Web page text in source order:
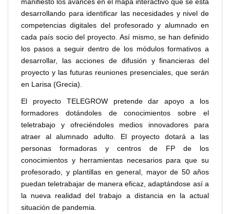
desarrollando para identificar las necesidades y nivel de
competencias digitales del profesorado y alumnado en
cada país socio del proyecto. Así mismo, se han definido
los pasos a seguir dentro de los módulos formativos a
desarrollar, las acciones de difusión y financieras del
proyecto y las futuras reuniones presenciales, que serán
en Larisa (Grecia).
El proyecto TELEGROW pretende dar apoyo a los
formadores dotándoles de conocimientos sobre el
teletrabajo y ofreciéndoles medios innovadores para
atraer al alumnado adulto. El proyecto dotará a las
personas formadoras y centros de FP de los
conocimientos y herramientas necesarios para que su
profesorado, y plantillas en general, mayor de 50 años
puedan teletrabajar de manera eficaz, adaptándose así a
la nueva realidad del trabajo a distancia en la actual
situación de pandemia.